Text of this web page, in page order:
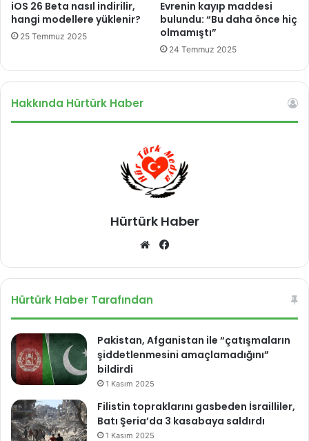
a
ı
u
e
ı
k
a
c
a
k
iOS 26 Beta nasıl indirilir,
hangi modellere yüklenir?
25 Temmuz 2025
Evrenin kayıp maddesi
bulundu: “Bu daha önce hiç
olmamıştı”
24 Temmuz 2025
Hakkında Hürtürk Haber
Hürtürk Haber
We
sit bo
Hürtürk Haber Tarafından
Pakistan, Afganistan ile “çatışmaların
şiddetlenmesini amaçlamadığını”
bildirdi
1 Kasım 2025
Filistin topraklarını gasbeden İsrailliler,
Batı Şeria’da 3 kasabaya saldırdı
1 Kasım 2025